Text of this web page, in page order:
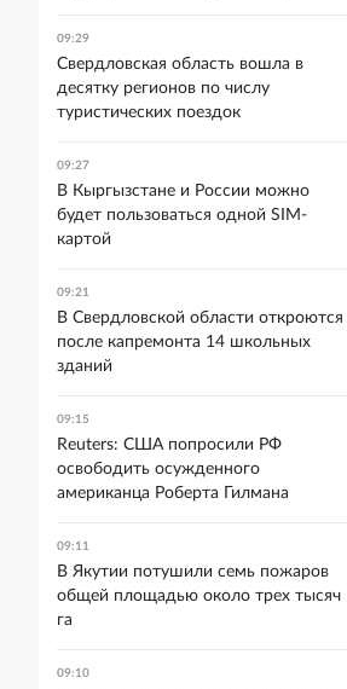
09:29
Свердловская область вошла в
десятку регионов по числу
туристических поездок
09:27
В Кыргызстане и России можно
будет пользоваться одной SIM-
картой
09:21
В Свердловской области откроются
после капремонта 14 школьных
зданий
09:15
Reuters: США попросили РФ
освободить осужденного
американца Роберта Гилмана
09:11
В Якутии потушили семь пожаров
общей площадью около трех тысяч
га
09:10